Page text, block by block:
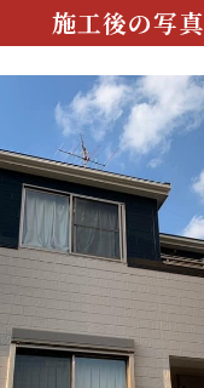
施工後の写真